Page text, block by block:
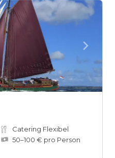
Catering Flexibel
50–100 € pro Person